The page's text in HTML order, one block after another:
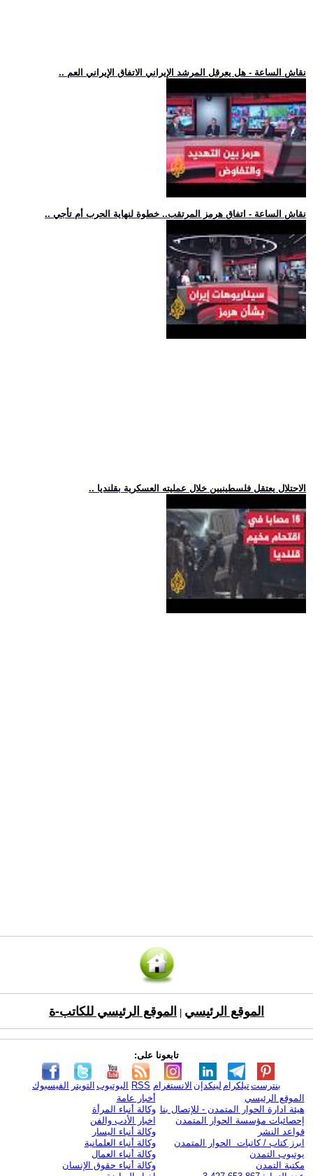
.. نقاش الساعة - هل يعرقل المرشد الإيراني الاتفاق الإيراني العم
.. نقاش الساعة - اتفاق هرمز المرتقب.. خطوة لنهاية الحرب أم تأجي
.. الاحتلال يعتقل فلسطينيين خلال عمليته العسكرية بقلنديا
الموقع الرئيسي الموقع الرئيسي للكاتب-ة
تابعونا على:
الفيسبوك التويتر اليوتيوب RSS الانستغرام لينكدإن تيلكرامبنترست
الموقع الرئيسي
هيئة ادارة الحوار المتمدن - للإتصال بنا
إحصائيات مؤسسة الحوار المتمدن
قواعد النشر
ابرز كتاب / كاتبات الحوار المتمدن
يوتيوب التمدن
مكتبة التمدن
أخبار عامة
وكالة أنباء المرأة
اخبار الأدب والفن
وكالة أنباء اليسار
وكالة أنباء العلمانية
وكالة أنباء العمال
وكالة أنباء حقوق الإنسان